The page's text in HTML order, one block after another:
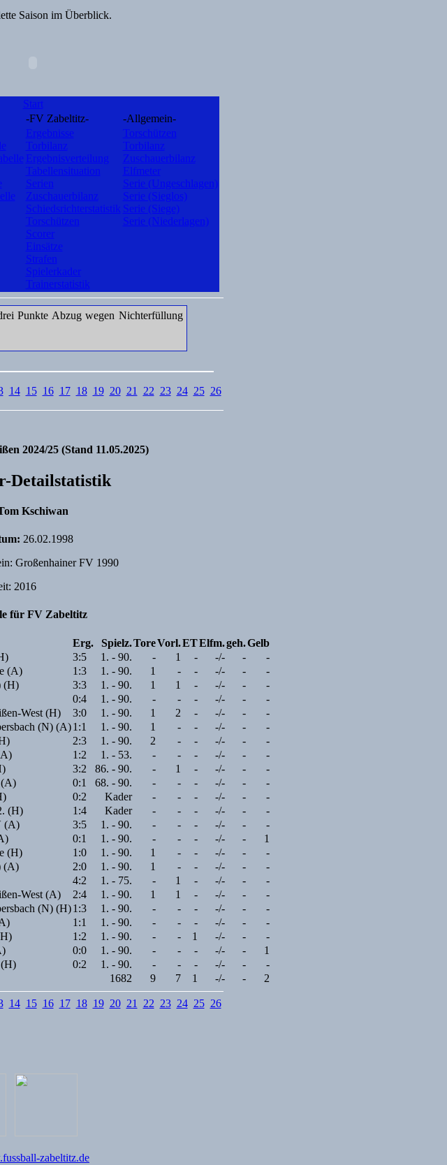
Saison im Überblick.
Start
-FV Zabeltitz-
-Allgemein-
Ergebnisse
Torbilanz
Ergebnisverteilung
Tabellensituation
Serien
Zuschauerbilanz
Schiedsrichterstatistik
Torschützen
Scorer
Einsätze
Strafen
Spielerkader
Trainerstatistik
Torschützen
Torbilanz
Zuschauerbilanz
Elfmeter
Serie (Ungeschlagen)
Serie (Sieglos)
Serie (Siege)
Serie (Niederlagen)
Punkte Abzug wegen Nichterfüllung
14 15 16 17 18 19 20 21 22 23 24 25 26
2024/25 (Stand 11.05.2025)
Detailstatistik
Kschiwan
26.02.1998
Großenhainer FV 1990
2016
für FV Zabeltitz
Erg. Spielz.ToreVorl.ETElfm.geh.Gelb
3:5 1. - 90. - 1 - -/- -
-
(A) 1:3 1. - 90. 1 - - -/- -
-
(H) 3:3 1. - 90. 1 1 - -/- -
-
0:4 1. - 90. - - - -/- -
-
West (H) 3:0 1. - 90. 1 2 - -/- -
-
(N) (A)1:1 1. - 90. 1 - - -/- -
-
2:3 1. - 90. 2 - - -/- -
-
1:2 1. - 53. - - - -/- -
-
3:2 86. - 90. - 1 - -/- -
-
0:1 68. - 90. - - - -/- -
-
0:2 Kader - - - -/- -
-
(H) 1:4 Kader - - - -/- -
-
(A) 3:5 1. - 90. - - - -/- -
-
0:1 1. - 90. - - - -/- -
1
(H) 1:0 1. - 90. 1 - - -/- -
-
(A) 2:0 1. - 90. 1 - - -/- -
-
4:2 1. - 75. - 1 - -/- -
-
West (A) 2:4 1. - 90. 1 1 - -/- -
-
(N) (H)1:3 1. - 90. - - - -/- -
-
1:1 1. - 90. - - - -/- -
-
1:2 1. - 90. - - 1 -/- -
-
0:0 1. - 90. - - - -/- -
1
0:2 1. - 90. - - - -/- -
-
1682 9 7 1 -/- - 2
14 15 16 17 18 19 20 21 22 23 24 25 26
zabeltitz.de